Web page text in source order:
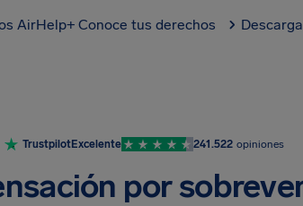
AirHelp+ Conoce tus derechos
TrustpilotExcelente 241.522 opiniones
por